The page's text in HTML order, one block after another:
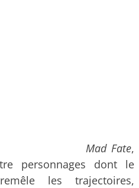
Mad Fate,
personnages dont le
les trajectoires,